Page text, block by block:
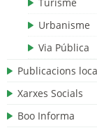
Urbanisme
Via Pública
Publicacions
Xarxes Socials
Boo Informa